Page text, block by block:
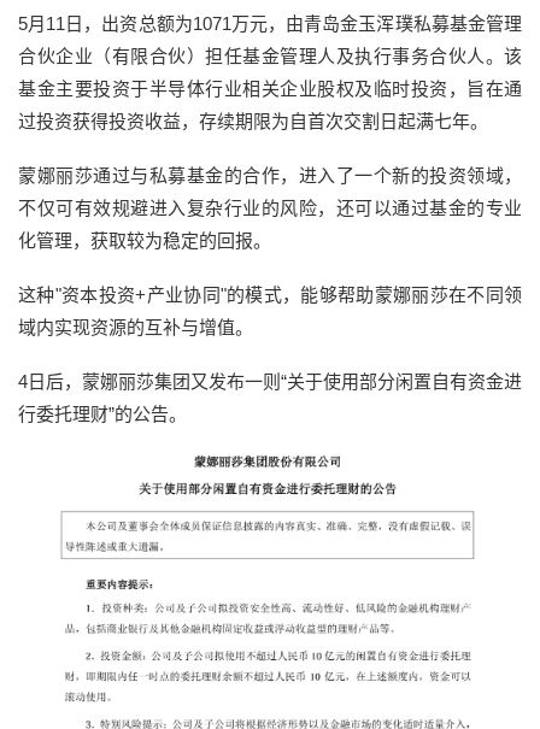
5月11日，出资总额为1071万元，由青岛金玉浑璞私募基金管理
合伙企业（有限合伙）担任基金管理人及执行事务合伙人。该
基金主要投资于半导体行业相关企业股权及临时投资，旨在通
过投资获得投资收益，存续期限为自首次交割日起满七年。
蒙娜丽莎通过与私募基金的合作，进入了一个新的投资领域，
不仅可有效规避进入复杂行业的风险，还可以通过基金的专业
化管理，获取较为稳定的回报。
这种"资本投资+产业协同"的模式，能够帮助蒙娜丽莎在不同领
域内实现资源的互补与增值。
4日后，蒙娜丽莎集团又发布一则“关于使用部分闲置自有资金进
行委托理财”的公告。